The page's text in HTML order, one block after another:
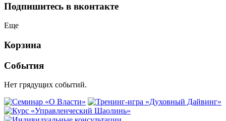
Подпишитесь в вконтакте
Еще
Корзина
События
Нет грядущих событий.